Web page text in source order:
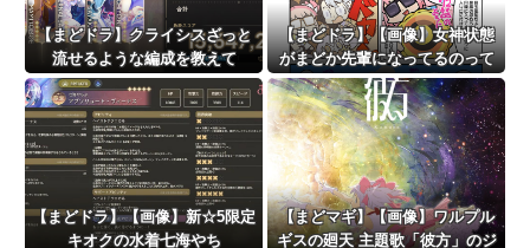
【まどドラ】クライシスざっと
流せるような編成を教えて
【まどドラ】【画像】女神状態
がまどか先輩になってるのって
今まであったっけ…?【マギア☆
エトセトラ 第97話】
【まどドラ】【画像】新☆5限定
キオクの水着七海やち
【まどマギ】【画像】ワルプル
ギスの廻天 主題歌「彼方」のジ